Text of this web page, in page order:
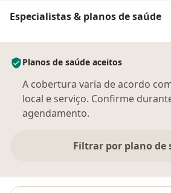
Especialistas & planos de saúde
Planos de saúde aceitos
A cobertura varia de acordo
local e serviço. Confirme
agendamento.
Filtrar por plano de